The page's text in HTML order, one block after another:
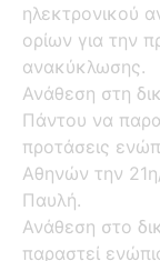
ηλεκτρονικού
ορίων για την
ανακύκλωσης.
Ανάθεση στη
Πάντου να
προτάσεις
Αθηνών την
Παυλή.
Ανάθεση στo
παραστεί